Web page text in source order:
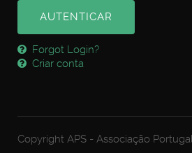
AUTENTICAR
Forgot Login?
Criar conta
Copyright APS - Associação